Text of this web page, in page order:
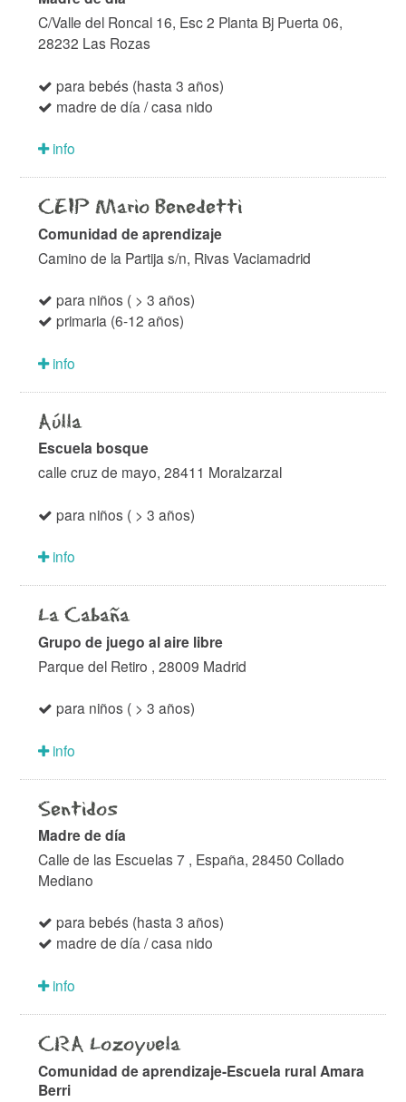
C/Valle del Roncal 16, Esc 2 Planta Bj Puerta 06,
28232 Las Rozas
para bebés (hasta 3 años)
madre de día / casa nido
info
CEIP Mario Benedetti
Comunidad de aprendizaje
Camino de la Partija s/n, Rivas Vaciamadrid
para niños ( > 3 años)
primaria (6-12 años)
info
Aúlla
Escuela bosque
calle cruz de mayo, 28411 Moralzarzal
para niños ( > 3 años)
info
La Cabaña
Grupo de juego al aire libre
Parque del Retiro , 28009 Madrid
para niños ( > 3 años)
info
Sentidos
Madre de día
Calle de las Escuelas 7 , España, 28450 Collado
Mediano
para bebés (hasta 3 años)
madre de día / casa nido
info
CRA Lozoyuela
Comunidad de aprendizaje-Escuela rural Amara
Berri